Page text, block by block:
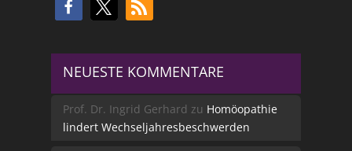
NEUESTE KOMMENTARE
Prof. Dr. Ingrid Gerhard zu Homöopathie
lindert Wechseljahresbeschwerden